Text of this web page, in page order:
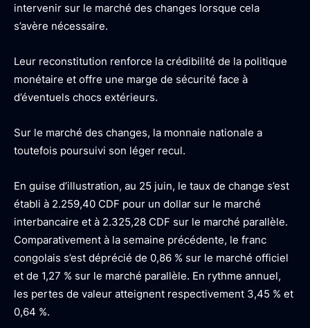
intervenir sur le marché des changes lorsque cela
s’avère nécessaire.
Leur reconstitution renforce la crédibilité de la politique
monétaire et offre une marge de sécurité face à
d’éventuels chocs extérieurs.
Sur le marché des changes, la monnaie nationale a
toutefois poursuivi son léger recul.
En guise d’illustration, au 25 juin, le taux de change s’est
établi à 2.259,40 CDF pour un dollar sur le marché
interbancaire et à 2.325,28 CDF sur le marché parallèle.
Comparativement à la semaine précédente, le franc
congolais s’est déprécié de 0,86 % sur le marché officiel
et de 1,27 % sur le marché parallèle. En rythme annuel,
les pertes de valeur atteignent respectivement 3,45 % et
0,64 %.